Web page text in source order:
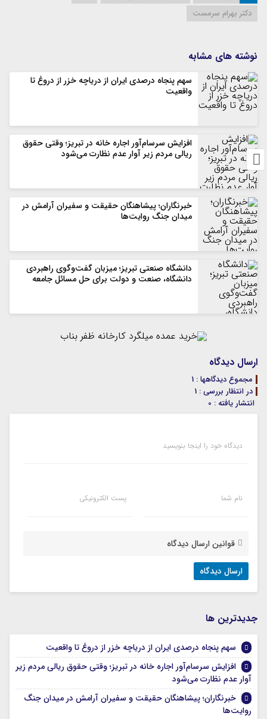
دکتر بهرام سرمست
نوشته های مشابه
سهم پنجاه درصدی ایران از دریاچه خزر از دروغ تا
واقعیت
افزایش سرسام‌آور اجاره خانه در تبریز؛ وقتی حقوق
ریالی مردم زیر آوار عدم نظارت می‌شود
خبرنگاران؛ پیشاهنگان حقیقت و سفیران آرامش در
میدان جنگ روایت‌ها
دانشگاه صنعتی تبریز؛ میزبان گفت‌وگوی راهبردی
دانشگاه، صنعت و دولت برای حل مسائل جامعه
ارسال دیدگاه
مجموع دیدگاهها : 1
در انتظار بررسی : 1
انتشار یافته : 0
دیدگاه خود را اینجا بنویسید
نام شما پست الکترونیکی
قوانین ارسال دیدگاه
جديدترين ها
سهم پنجاه درصدی ایران از دریاچه خزر از دروغ تا واقعیت
افزایش سرسام‌آور اجاره خانه در تبریز؛ وقتی حقوق ریالی مردم زیر
آوار عدم نظارت می‌شود
خبرنگاران؛ پیشاهنگان حقیقت و سفیران آرامش در میدان جنگ
روایت‌ها